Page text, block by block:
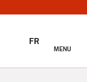
MENU
FR